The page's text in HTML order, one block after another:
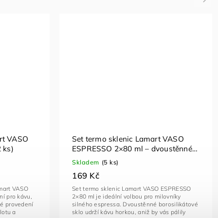
VASO
ks)
VASO
pro kávu,
provedení
a
Set termo sklenic Lamart VASO
ESPRESSO 2×80 ml – dvoustěnné
sklenice na espresso LT9009
Skladem (5 ks)
169 Kč
Set termo sklenic Lamart VASO ESPRESSO
2×80 ml je ideální volbou pro milovníky
silného espressa. Dvoustěnné borosilikátové
sklo udrží kávu horkou, aniž by vás pálily